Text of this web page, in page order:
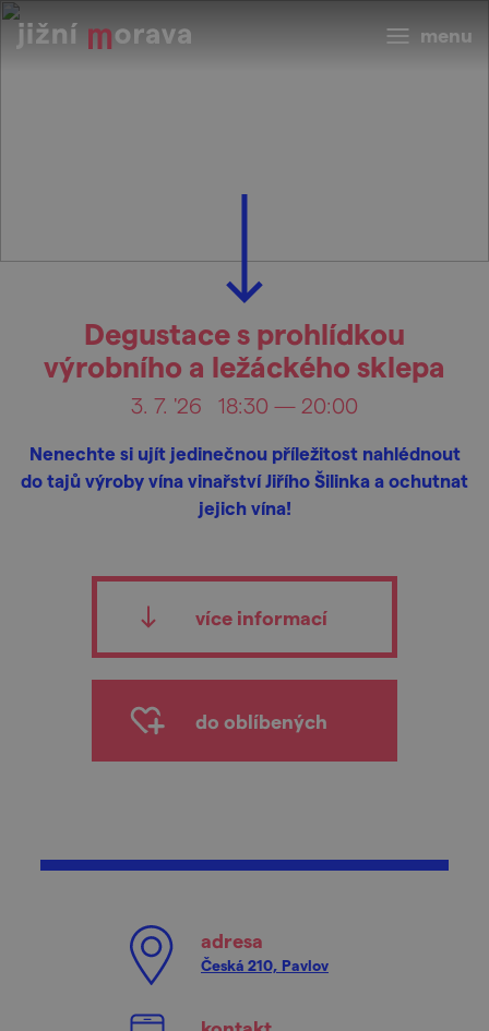
menu
Degustace s prohlídkou
výrobního a ležáckého sklepa
3. 7. '26 18:30 — 20:00
Nenechte si ujít jedinečnou příležitost nahlédnout
do tajů výroby vína vinařství Jiřího Šilinka a ochutnat
jejich vína!
více informací
do oblíbených
adresa
Česká 210, Pavlov